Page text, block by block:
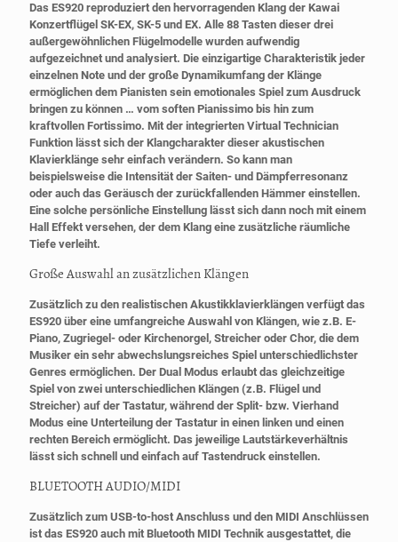
Das ES920 reproduziert den hervorragenden Klang der Kawai
Konzertflügel SK-EX, SK-5 und EX. Alle 88 Tasten dieser drei
außergewöhnlichen Flügelmodelle wurden aufwendig
aufgezeichnet und analysiert. Die einzigartige Charakteristik jeder
einzelnen Note und der große Dynamikumfang der Klänge
ermöglichen dem Pianisten sein emotionales Spiel zum Ausdruck
bringen zu können … vom soften Pianissimo bis hin zum
kraftvollen Fortissimo. Mit der integrierten Virtual Technician
Funktion lässt sich der Klangcharakter dieser akustischen
Klavierklänge sehr einfach verändern. So kann man
beispielsweise die Intensität der Saiten- und Dämpferresonanz
oder auch das Geräusch der zurückfallenden Hämmer einstellen.
Eine solche persönliche Einstellung lässt sich dann noch mit einem
Hall Effekt versehen, der dem Klang eine zusätzliche räumliche
Tiefe verleiht.
Große Auswahl an zusätzlichen Klängen
Zusätzlich zu den realistischen Akustikklavierklängen verfügt das
ES920 über eine umfangreiche Auswahl von Klängen, wie z.B. E-
Piano, Zugriegel- oder Kirchenorgel, Streicher oder Chor, die dem
Musiker ein sehr abwechslungsreiches Spiel unterschiedlichster
Genres ermöglichen. Der Dual Modus erlaubt das gleichzeitige
Spiel von zwei unterschiedlichen Klängen (z.B. Flügel und
Streicher) auf der Tastatur, während der Split- bzw. Vierhand
Modus eine Unterteilung der Tastatur in einen linken und einen
rechten Bereich ermöglicht. Das jeweilige Lautstärkeverhältnis
lässt sich schnell und einfach auf Tastendruck einstellen.
BLUETOOTH AUDIO/MIDI
Zusätzlich zum USB-to-host Anschluss und den MIDI Anschlüssen
ist das ES920 auch mit Bluetooth MIDI Technik ausgestattet, die